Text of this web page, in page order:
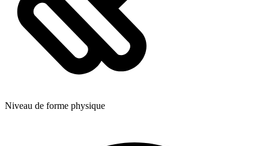
Niveau de forme physique